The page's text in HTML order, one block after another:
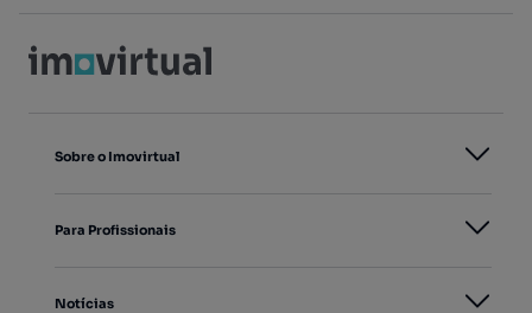
Sobre o Imovirtual
Para Profissionais
Notícias